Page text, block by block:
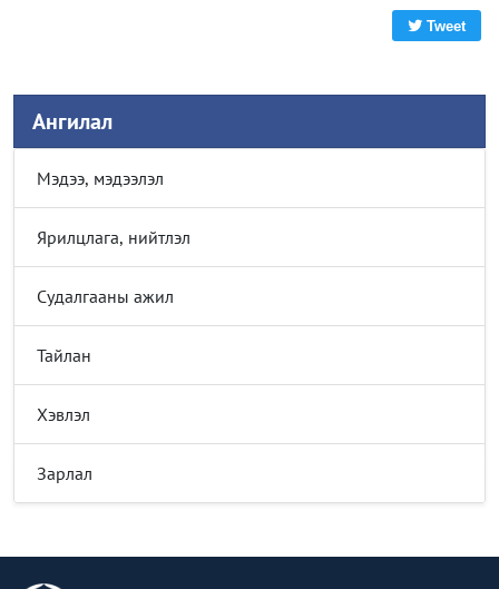
Tweet
Ангилал
Мэдээ, мэдээлэл
Ярилцлага, нийтлэл
Судалгааны ажил
Тайлан
Хэвлэл
Зарлал